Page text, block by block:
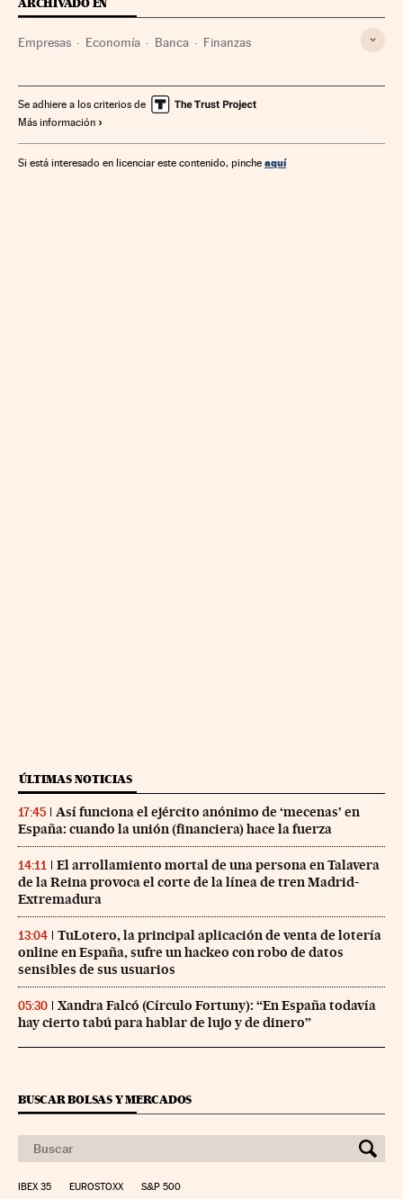
ARCHIVADO EN
Empresas Economía Banca Finanzas
Se adhiere a los criterios de
Más información
Si está interesado en licenciar este contenido, pinche aquí
ÚLTIMAS NOTICIAS
17:45
Así funciona el ejército anónimo de ‘mecenas’ en
España: cuando la unión (financiera) hace la fuerza
14:11
El arrollamiento mortal de una persona en Talavera
de la Reina provoca el corte de la línea de tren Madrid-
Extremadura
13:04
TuLotero, la principal aplicación de venta de lotería
online en España, sufre un hackeo con robo de datos
sensibles de sus usuarios
05:30
Xandra Falcó (Círculo Fortuny): “En España todavía
hay cierto tabú para hablar de lujo y de dinero”
BUSCAR BOLSAS Y MERCADOS
IBEX 35 EUROSTOXX S&P 500